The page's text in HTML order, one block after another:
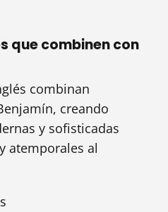
que combinen con
combinan
creando
y sofisticadas
atemporales al